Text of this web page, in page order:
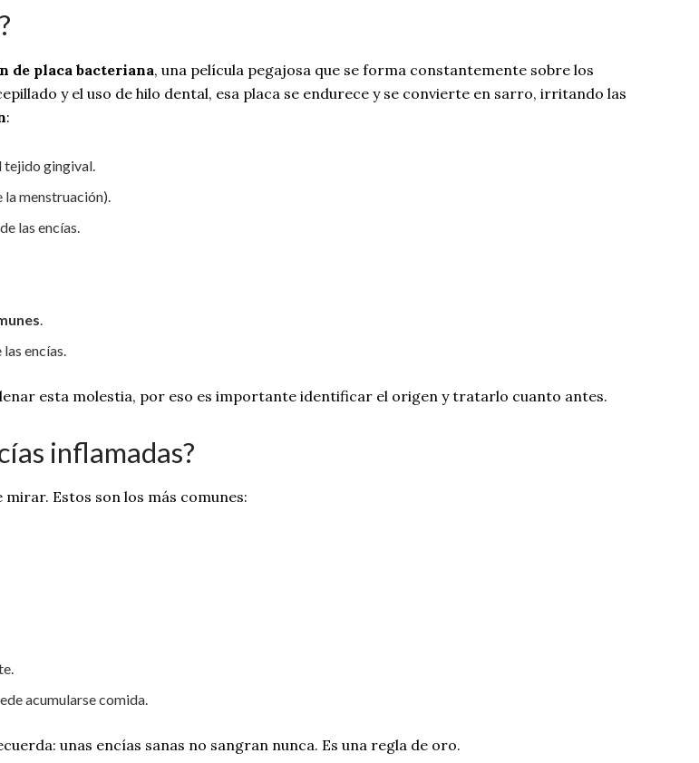
de placa bacteriana, una película pegajosa que se forma constantemente sobre los
y el uso de hilo dental, esa placa se endurece y se convierte en sarro, irritando las
:
tejido gingival.
la menstruación).
las encías.
.
encías.
esta molestia, por eso es importante identificar el origen y tratarlo cuanto antes.
inflamadas?
Estos son los más comunes:
acumularse comida.
unas encías sanas no sangran nunca. Es una regla de oro.